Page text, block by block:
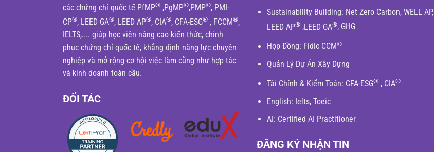
các chứng chỉ quốc tế PfMP® ,PgMP®,PMP®, PMI-
CP®, LEED GA®, LEED AP®, CIA®, CFA-ESG® , FCCM®,
IELTS,.... giúp học viên nâng cao kiến thức, chinh
phục chứng chỉ quốc tế, khẳng định năng lực chuyên
nghiệp và mở rộng cơ hội việc làm cũng như hợp tác
và kinh doanh toàn cầu.
ĐỐI TÁC
Sustainability Building: Net Zero Carbon,WELL AP,
LEED AP® ,LEED GA®, GHG
Hợp Đồng: Fidic CCM®
Quản Lý Dự Án Xây Dựng
Tài Chính & Kiểm Toán: CFA-ESG® , CIA®
English: Ielts, Toeic
AI: Certified AI Practitioner
ĐĂNG KÝ NHẬN TIN